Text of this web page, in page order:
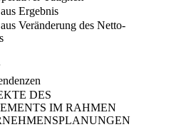
Ergebnis
Veränderung des Netto-
DES
IM RAHMEN